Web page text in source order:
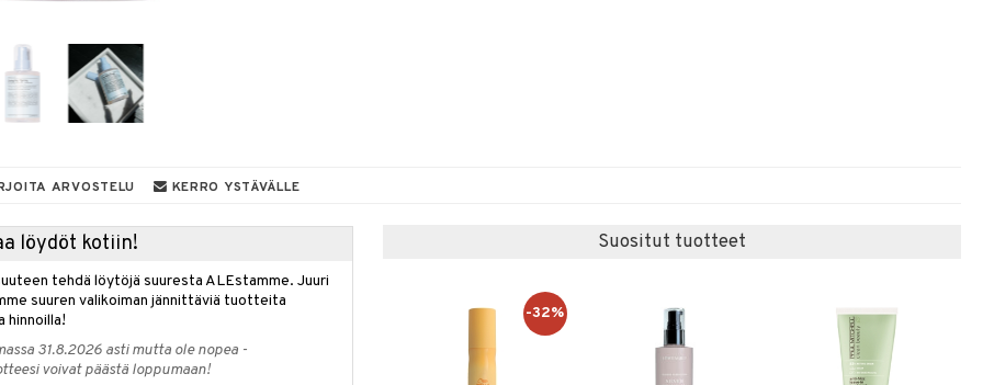
ARVOSTELU KERRO YSTÄVÄLLE
löydöt kotiin!
tehdä löytöjä suuresta ALEstamme. Juuri
suuren valikoiman jännittäviä tuotteita
hinnoilla!
31.8.2026 asti mutta ole nopea -
voivat päästä loppumaan!
Suositut tuotteet
-32%